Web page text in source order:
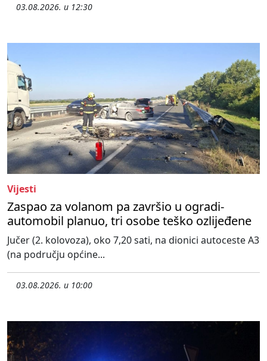
03.08.2026. u 12:30
Vijesti
Zaspao za volanom pa završio u ogradi-
automobil planuo, tri osobe teško ozlijeđene
Jučer (2. kolovoza), oko 7,20 sati, na dionici autoceste A3
(na području općine...
03.08.2026. u 10:00